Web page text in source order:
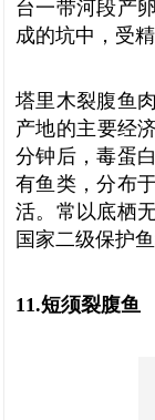
台一带河段产
成的坑中，受
塔里木裂腹鱼
产地的主要经
分钟后，毒蛋
有鱼类，分布
活。常以底栖
国家二级保护鱼
11.短须裂腹鱼